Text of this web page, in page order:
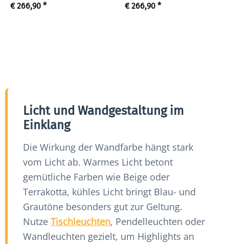
€ 266,90 * € 266,90 *
Licht und Wandgestaltung im
Einklang
Die Wirkung der Wandfarbe hängt stark
vom Licht ab. Warmes Licht betont
gemütliche Farben wie Beige oder
Terrakotta, kühles Licht bringt Blau- und
Grautöne besonders gut zur Geltung.
Nutze Tischleuchten, Pendelleuchten oder
Wandleuchten gezielt, um Highlights an